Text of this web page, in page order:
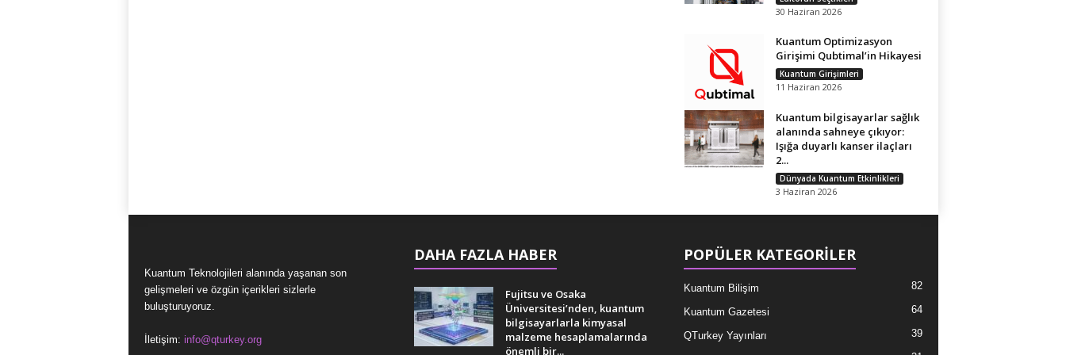
30 Haziran 2026
Kuantum Optimizasyon
Girişimi Qubtimal’in Hikayesi
Kuantum Girişimleri
11 Haziran 2026
Kuantum bilgisayarlar sağlık
alanında sahneye çıkıyor:
Işığa duyarlı kanser ilaçları
2...
Dünyada Kuantum Etkinlikleri
3 Haziran 2026
Kuantum Teknolojileri alanında yaşanan son
gelişmeleri ve özgün içerikleri sizlerle
buluşturuyoruz.
İletişim: info@qturkey.org
DAHA FAZLA HABER
Fujitsu ve Osaka
Üniversitesi’nden, kuantum
bilgisayarlarla kimyasal
malzeme hesaplamalarında
önemli bir...
POPÜLER KATEGORİLER
Kuantum Bilişim 82
Kuantum Gazetesi 64
QTurkey Yayınları 39